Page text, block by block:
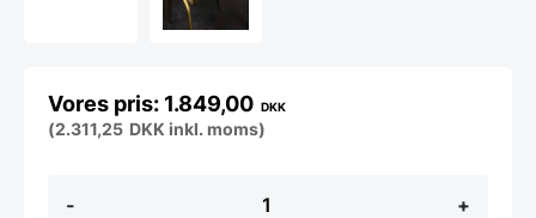
- +
1.849,00 DKK
(2.311,25 DKK inkl. moms)